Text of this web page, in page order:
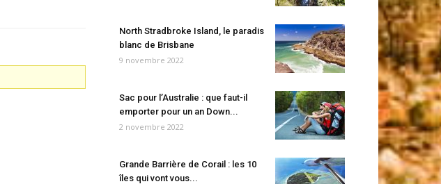
North Stradbroke Island, le paradis
blanc de Brisbane
9 novembre 2022
Sac pour l’Australie : que faut-il
emporter pour un an Down...
2 novembre 2022
Grande Barrière de Corail : les 10
îles qui vont vous...